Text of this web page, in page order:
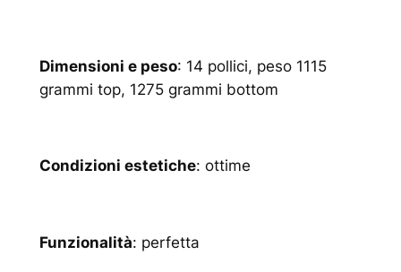
Dimensioni e peso: 14 pollici, peso 1115
grammi top, 1275 grammi bottom
Condizioni estetiche: ottime
Funzionalità: perfetta